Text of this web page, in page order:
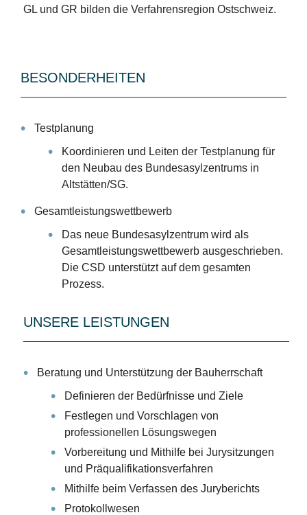
GL und GR bilden die Verfahrensregion Ostschweiz.
BESONDERHEITEN
Testplanung
Koordinieren und Leiten der Testplanung für
den Neubau des Bundesasylzentrums in
Altstätten/SG.
Gesamtleistungswettbewerb
Das neue Bundesasylzentrum wird als
Gesamtleistungswettbewerb ausgeschrieben.
Die CSD unterstützt auf dem gesamten
Prozess.
UNSERE LEISTUNGEN
Beratung und Unterstützung der Bauherrschaft
Definieren der Bedürfnisse und Ziele
Festlegen und Vorschlagen von
professionellen Lösungswegen
Vorbereitung und Mithilfe bei Jurysitzungen
und Präqualifikationsverfahren
Mithilfe beim Verfassen des Juryberichts
Protokollwesen